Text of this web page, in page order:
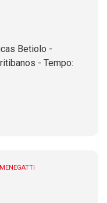
Betiolo -
- Tempo: